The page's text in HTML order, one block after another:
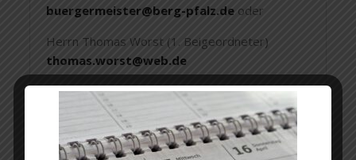
buergermeister@berg-pfalz.de oder
Herrn Thomas Worst (1. Beigeordneter)
thomas.worst@web.de
Das Seniorenteam freut sich darauf Sie kennen
zu lernen. Infos zur Tätigkeit finden Sie unter
Seniorenbeauftragte.